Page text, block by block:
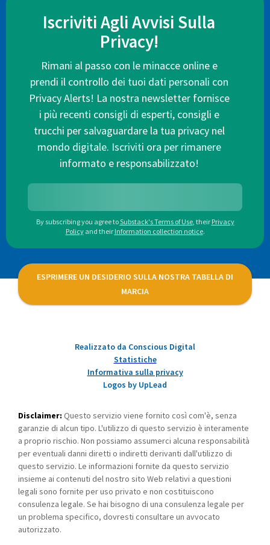
Iscriviti Agli Avvisi Sulla
Privacy!
Rimani al passo con le minacce online e
prendi il controllo dei tuoi dati personali con
Privacy Alerts! La nostra newsletter fornisce
i più recenti consigli di esperti, consigli e
trucchi per salvaguardare la tua privacy nel
mondo digitale. Iscriviti ora per rimanere
informato e responsabilizzato!
By subscribing you agree toSubstack's Terms of Use, their Privacy
Policy and their Information collection notice.
ESPRIMERE UN DESIDERIO SULLA NOSTRA TABELLA DI
MARCIA
Realizzato da Conscious Digital
Statistiche
Informativa sulla privacy
Logos by UpLead
Disclaimer: Questo servizio viene fornito così com'è, senza
garanzie di alcun tipo. L'utilizzo di questo servizio è interamente
a proprio rischio. Non possiamo assumerci alcuna responsabilità
per eventuali danni diretti o indiretti derivanti dall'utilizzo di
questo servizio. Le informazioni fornite da questo servizio
insieme ai contenuti del nostro sito Web relativi a questioni
legali sono fornite per uso privato e non costituiscono
consulenza legale. Se hai bisogno di una consulenza legale per
un problema specifico, dovresti consultare un avvocato
autorizzato.